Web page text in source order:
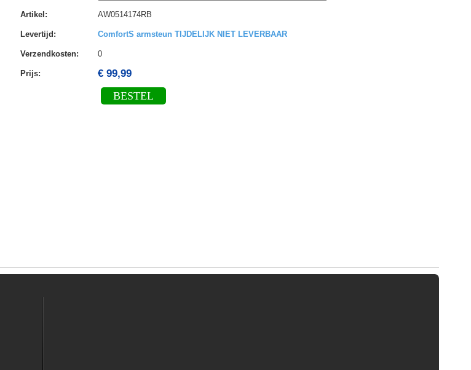
Artikel : AW0514174RB
Levertijd : ComfortS armsteun TIJDELIJK NIET LEVERBAAR
Verzendkosten: 0
Prijs: € 99,99
BESTEL